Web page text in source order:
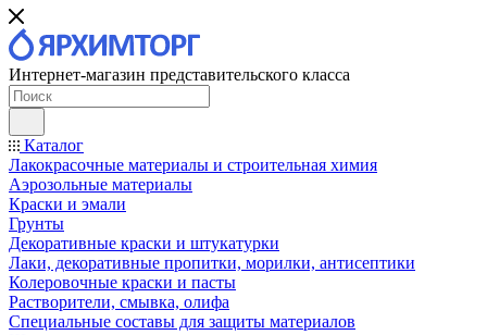
Интернет-магазин представительского класса
Каталог
Лакокрасочные материалы и строительная химия
Аэрозольные материалы
Краски и эмали
Грунты
Декоративные краски и штукатурки
Лаки, декоративные пропитки, морилки, антисептики
Колеровочные краски и пасты
Растворители, смывка, олифа
Специальные составы для защиты материалов